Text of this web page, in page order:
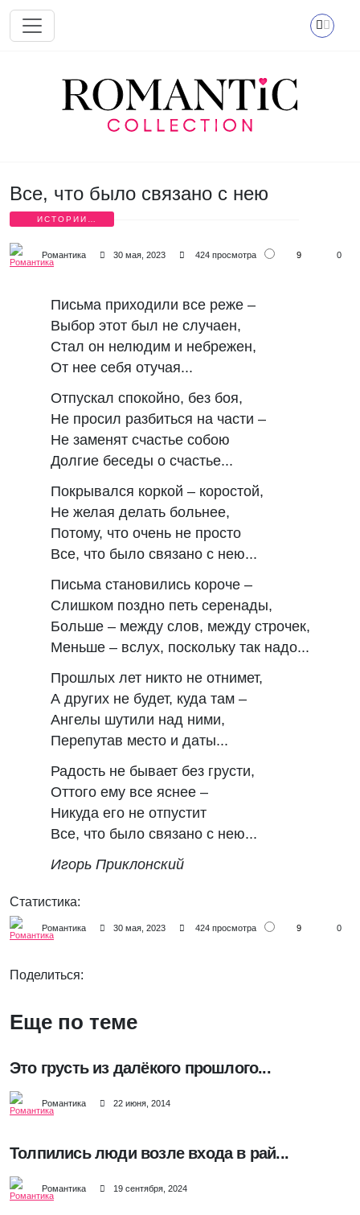
Перейти к основному содержанию
Все, что было связано с нею
ИСТОРИИ
Романтика 30 мая, 2023 424 просмотра 9 0
Письма приходили все реже –
Выбор этот был не случаен,
Стал он нелюдим и небрежен,
От нее себя отучая...
Отпускал спокойно, без боя,
Не просил разбиться на части –
Не заменят счастье собою
Долгие беседы о счастье...
Покрывался коркой – коростой,
Не желая делать больнее,
Потому, что очень не просто
Все, что было связано с нею...
Письма становились короче –
Слишком поздно петь серенады,
Больше – между слов, между строчек,
Меньше – вслух, поскольку так надо...
Прошлых лет никто не отнимет,
А других не будет, куда там –
Ангелы шутили над ними,
Перепутав место и даты...
Радость не бывает без грусти,
Оттого ему все яснее –
Никуда его не отпустит
Все, что было связано с нею...
Игорь Приклонский
Статистика:
Романтика 30 мая, 2023 424 просмотра 9 0
Поделиться:
Еще по теме
Это грусть из далёкого прошлого...
Романтика 22 июня, 2014
Толпились люди возле входа в рай...
Романтика 19 сентября, 2024